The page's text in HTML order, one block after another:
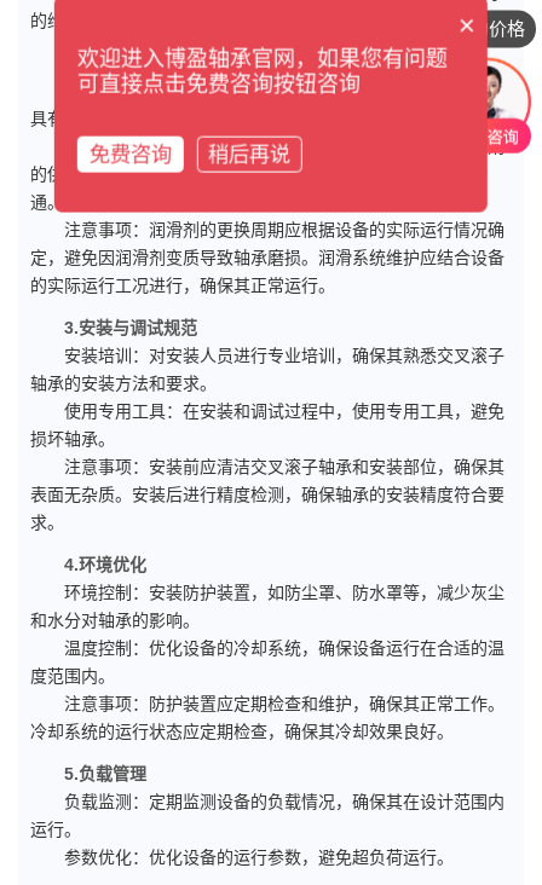
的维护方法和要求。维护时应使用专用工具，避免损坏轴承。
2.优化润滑系统
润滑剂选择：选择合适的润滑剂，确保其在工作温度范围内
具有良好的润滑性能。
润滑系统维护：定期检查润滑系统的运行状态，确保润滑剂
的供应充足且均匀。清理润滑系统中的杂质，确保润滑通道畅
通。
注意事项：润滑剂的更换周期应根据设备的实际运行情况确
定，避免因润滑剂变质导致轴承磨损。润滑系统维护应结合设备
的实际运行工况进行，确保其正常运行。
3.安装与调试规范
安装培训：对安装人员进行专业培训，确保其熟悉交叉滚子
轴承的安装方法和要求。
使用专用工具：在安装和调试过程中，使用专用工具，避免
损坏轴承。
注意事项：安装前应清洁交叉滚子轴承和安装部位，确保其
表面无杂质。安装后进行精度检测，确保轴承的安装精度符合要
求。
4.环境优化
环境控制：安装防护装置，如防尘罩、防水罩等，减少灰尘
和水分对轴承的影响。
温度控制：优化设备的冷却系统，确保设备运行在合适的温
度范围内。
注意事项：防护装置应定期检查和维护，确保其正常工作。
冷却系统的运行状态应定期检查，确保其冷却效果良好。
5.负载管理
负载监测：定期监测设备的负载情况，确保其在设计范围内
运行。
参数优化：优化设备的运行参数，避免超负荷运行。
想咨询具体的价格
×
欢迎进入博盈轴承官网，如果您有问题
可直接点击免费咨询按钮咨询
免费咨询 稍后再说